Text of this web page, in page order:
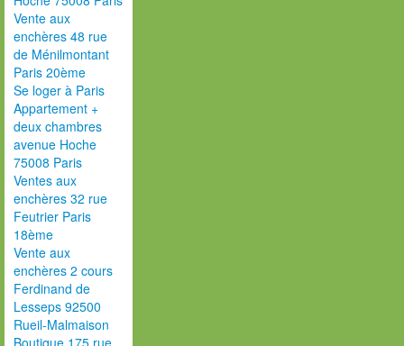
Vente aux
enchères 48 rue
de Ménilmontant
Paris 20ème
Se loger à Paris
Appartement +
deux chambres
avenue Hoche
75008 Paris
Ventes aux
enchères 32 rue
Feutrier Paris
18ème
Vente aux
enchères 2 cours
Ferdinand de
Lesseps 92500
Rueil-Malmaison
Boutique 175 rue